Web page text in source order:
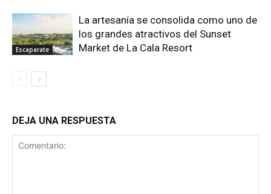
Escaparate
La artesanía se consolida como uno de
los grandes atractivos del Sunset
Market de La Cala Resort
DEJA UNA RESPUESTA